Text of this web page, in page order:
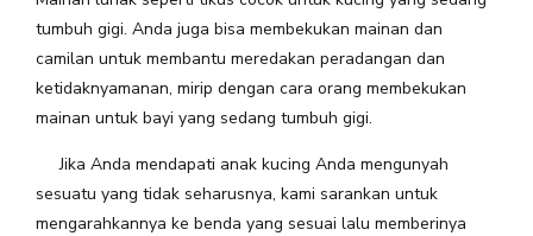
tumbuh gigi. Anda juga bisa membekukan mainan dan
camilan untuk membantu meredakan peradangan dan
ketidaknyamanan, mirip dengan cara orang membekukan
mainan untuk bayi yang sedang tumbuh gigi.
Jika Anda mendapati anak kucing Anda mengunyah
sesuatu yang tidak seharusnya, kami sarankan untuk
mengarahkannya ke benda yang sesuai lalu memberinya